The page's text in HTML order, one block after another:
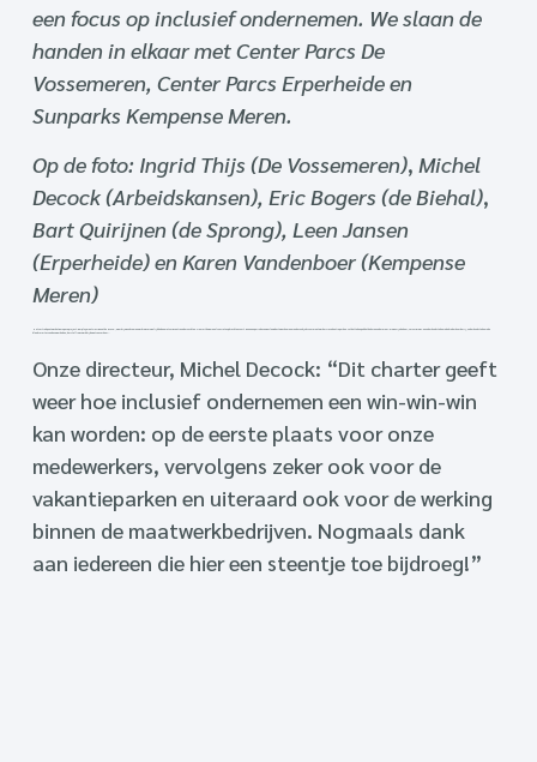
een focus op inclusief ondernemen. We slaan de
handen in elkaar met Center Parcs De
Vossemeren, Center Parcs Erperheide en
Sunparks Kempense Meren.
Op de foto: Ingrid Thijs (De Vossemeren), Michel
Decock (Arbeidskansen), Eric Bogers (de Biehal),
Bart Quirijnen (de Sprong), Leen Jansen
(Erperheide) en Karen Vandenboer (Kempense
Meren)
Onze directeur, Michel Decock: “Dit charter geeft
weer hoe inclusief ondernemen een win-win-win
kan worden: op de eerste plaats voor onze
medewerkers, vervolgens zeker ook voor de
vakantieparken en uiteraard ook voor de werking
binnen de maatwerkbedrijven. Nogmaals dank
aan iedereen die hier een steentje toe bijdroeg!”